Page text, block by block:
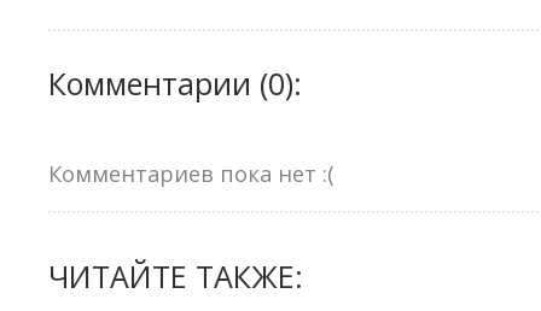
Комментарии (0):
Комментариев пока нет :(
ЧИТАЙТЕ ТАКЖЕ: